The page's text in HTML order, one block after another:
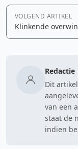
VOLGEND ARTIKEL
Klinkende
Redactie
Dit
van een
staat de
indien